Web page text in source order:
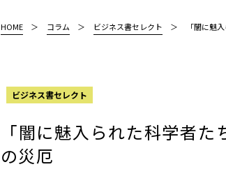
HOME コラム ビジネス書セレクト 「闇に魅
ビジネス書セレクト
「闇に魅入られた科学者
の災厄